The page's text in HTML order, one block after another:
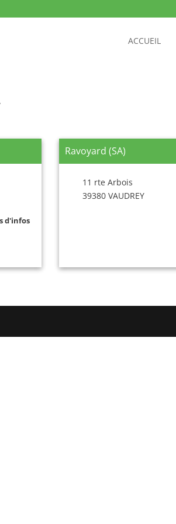
ACCUEIL
d'infos
Ravoyard (SA)
11 rte Arbois
39380 VAUDREY